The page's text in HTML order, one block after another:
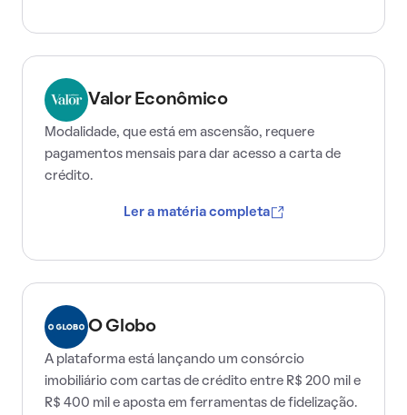
Valor Econômico
Modalidade, que está em ascensão, requere
pagamentos mensais para dar acesso a carta de
crédito.
Ler a matéria completa
O Globo
A plataforma está lançando um consórcio
imobiliário com cartas de crédito entre R$ 200 mil e
R$ 400 mil e aposta em ferramentas de fidelização.